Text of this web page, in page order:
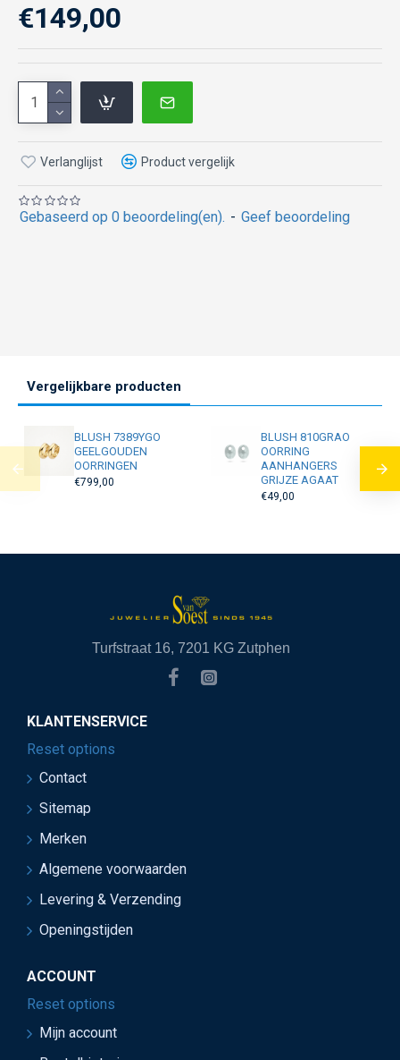
Gebaseerd op 0 beoordeling(en). - Geef beoordeling
€149,00
Verlanglijst Product vergelijk
Vergelijkbare producten
BLUSH 7389YGO
GEELGOUDEN
OORRINGEN
€799,00
BLUSH 810GRAO
OORRING
AANHANGERS
GRIJZE AGAAT
€49,00
Turfstraat 16, 7201 KG Zutphen
KLANTENSERVICE
Reset options
Contact
Sitemap
Merken
Algemene voorwaarden
Levering & Verzending
Openingstijden
ACCOUNT
Reset options
Mijn account